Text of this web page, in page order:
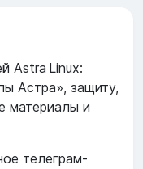
Astra Linux:
Астра», защиту,
материалы и
телеграм-